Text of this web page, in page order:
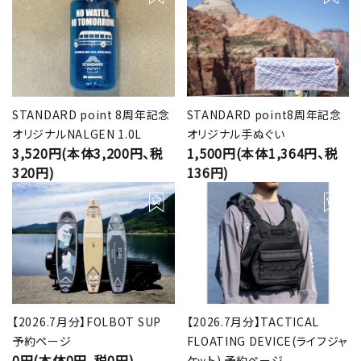
STANDARD point 8周年記念
オリジナルNALGEN 1.0L
3,520円(本体3,200円、税
320円)
STANDARD point8周年記念
オリジナル手ぬぐい
1,500円(本体1,364円、税
136円)
【2026.7月分】FOLBOT SUP
予約ページ
【2026.7月分】TACTICAL
FLOATING DEVICE(ライフジャ